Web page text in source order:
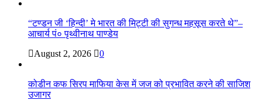
“टण्डन जी ‘हिन्दी’ मे भारत की मिट्टी की सुगन्ध महसूस करते थे”–
आचार्य पं० पृथ्वीनाथ पाण्डेय
August 2, 2026
0
कोडीन कफ सिरप माफिया केस में जज को प्रभावित करने की साजिश
उजागर